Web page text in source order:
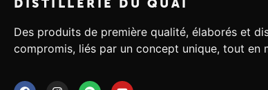
DISTILLERIE DU QUAI
Des produits de première qualité, élaborés et
compromis, liés par un concept unique, tout en